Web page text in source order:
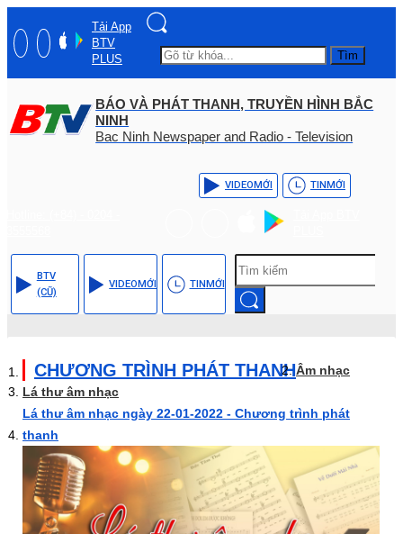
Tải App
BTV
PLUS
Tìm
BÁO VÀ PHÁT THANH, TRUYỀN HÌNH BẮC
NINH
Bac Ninh Newspaper and Radio - Television
VIDEOMỚI TINMỚI
BTV
(CŨ)
VIDEOMỚI TINMỚI
CHƯƠNG TRÌNH PHÁT THANHÂm nhạc
Lá thư âm nhạc
Lá thư âm nhạc ngày 22-01-2022 - Chương trình phát
thanh